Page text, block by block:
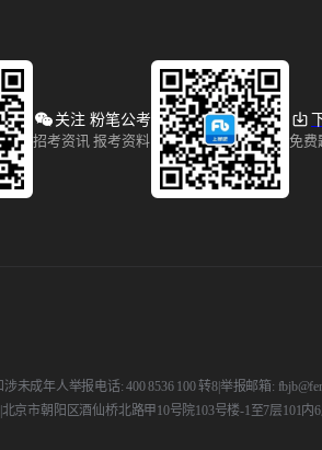
关注 粉笔公考
招考资讯 报考资料
免费
未成年人举报电话: 400 8536 100 转8举报邮箱:
北京市朝阳区酒仙桥北路甲10号院103号楼-1至7层101内